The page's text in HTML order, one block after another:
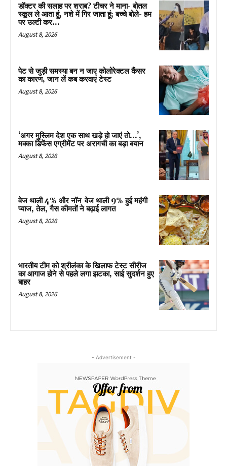
डॉक्टर की सलाह पर शराब? टीचर ने माना- बोतल
स्कूल ले आता हूं, नशे में गिर जाता हूं; बच्चे बोले- हम
पर उल्टी कर...
August 8, 2026
पेट से जुड़ी समस्या बन न जाए कोलोरेक्टल कैंसर
का कारण, जान लें कब करवाएं टेस्ट
August 8, 2026
‘अगर मुस्लिम देश एक साथ खड़े हो जाएं तो…’,
मक्का डिफेंस एग्रीमेंट पर अरागची का बड़ा बयान
August 8, 2026
वेज थाली 4% और नॉन-वेज थाली 9% हुई महंगी-
प्याज, तेल, गैस कीमतों ने बढ़ाई लागत
August 8, 2026
भारतीय टीम को श्रीलंका के खिलाफ टेस्ट सीरीज
का आगाज होने से पहले लगा झटका, साई सुदर्शन हुए
बाहर
August 8, 2026
- Advertisement -